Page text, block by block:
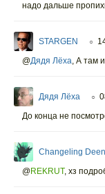
надо дальше
STARGEN ○
@Дядя Лёха, А там
Дядя Лёха ○
До конца не
Changeling
@REKRUT, хз